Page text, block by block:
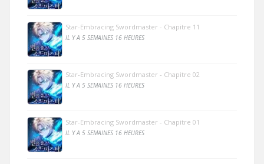
Star-Embracing Swordmaster - Chapitre 11
IL Y A 5 SEMAINES 16 HEURES
Star-Embracing Swordmaster - Chapitre 02
IL Y A 5 SEMAINES 16 HEURES
Star-Embracing Swordmaster - Chapitre 01
IL Y A 5 SEMAINES 16 HEURES